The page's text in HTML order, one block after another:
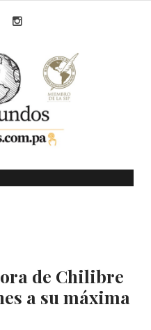
de Chilibre
a su máxima